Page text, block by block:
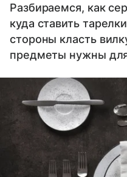
Разбираемся, как
куда ставить
стороны класть
предметы нужны